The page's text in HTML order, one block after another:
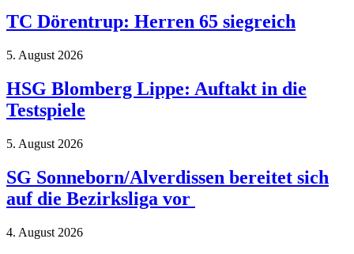
TC Dörentrup: Herren 65 siegreich
5. August 2026
HSG Blomberg Lippe: Auftakt in die
Testspiele
5. August 2026
SG Sonneborn/Alverdissen bereitet sich
auf die Bezirksliga vor
4. August 2026